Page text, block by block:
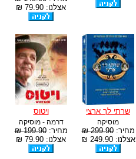
אצלנו: 79.90 ₪
שרתי לך ארצי
מוסיקה
מחיר:299.90 ₪
אצלנו: 249.90 ₪
ויטוס
דרמה - מוסיקה
מחיר:199.90 ₪
אצלנו: 79.90 ₪